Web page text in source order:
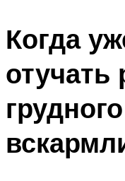
Когда
отучать
грудного